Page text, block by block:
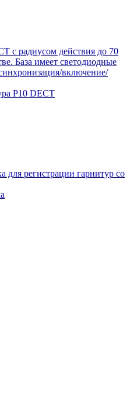
с радиусом действия до 70
База имеет светодиодные
включение/
P10 DECT
для регистрации гарнитур со